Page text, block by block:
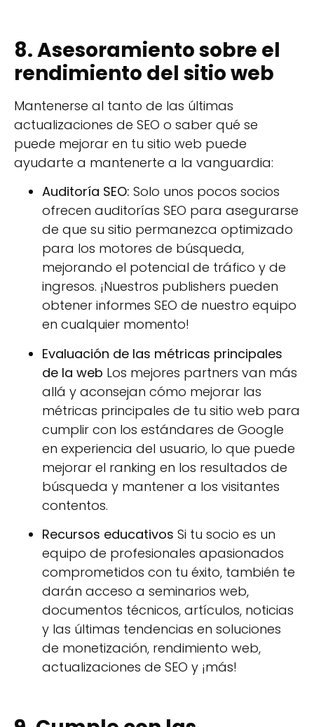
8. Asesoramiento sobre el
rendimiento del sitio web
Mantenerse al tanto de las últimas
actualizaciones de SEO o saber qué se
puede mejorar en tu sitio web puede
ayudarte a mantenerte a la vanguardia:
Auditoría SEO: Solo unos pocos socios
ofrecen auditorías SEO para asegurarse
de que su sitio permanezca optimizado
para los motores de búsqueda,
mejorando el potencial de tráfico y de
ingresos. ¡Nuestros publishers pueden
obtener informes SEO de nuestro equipo
en cualquier momento!
Evaluación de las métricas principales
de la web Los mejores partners van más
allá y aconsejan cómo mejorar las
métricas principales de tu sitio web para
cumplir con los estándares de Google
en experiencia del usuario, lo que puede
mejorar el ranking en los resultados de
búsqueda y mantener a los visitantes
contentos.
Recursos educativos Si tu socio es un
equipo de profesionales apasionados
comprometidos con tu éxito, también te
darán acceso a seminarios web,
documentos técnicos, artículos, noticias
y las últimas tendencias en soluciones
de monetización, rendimiento web,
actualizaciones de SEO y ¡más!